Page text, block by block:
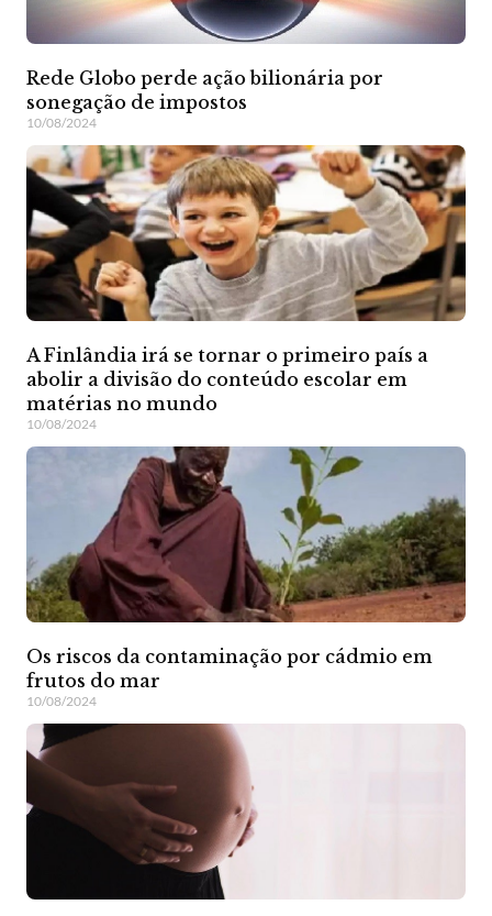
Rede Globo perde ação bilionária por
sonegação de impostos
10/08/2024
A Finlândia irá se tornar o primeiro país a
abolir a divisão do conteúdo escolar em
matérias no mundo
10/08/2024
Os riscos da contaminação por cádmio em
frutos do mar
10/08/2024